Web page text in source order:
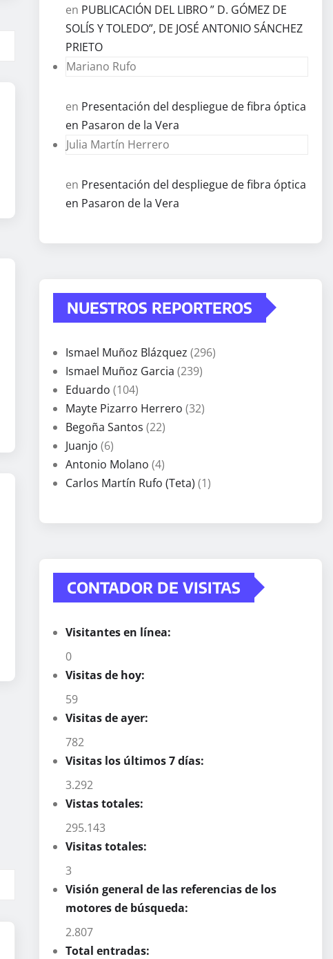
en PUBLICACIÓN DEL LIBRO ” D. GÓMEZ DE
SOLÍS Y TOLEDO”, DE JOSÉ ANTONIO SÁNCHEZ
PRIETO
Mariano Rufo
en Presentación del despliegue de fibra óptica
en Pasaron de la Vera
Julia Martín Herrero
en Presentación del despliegue de fibra óptica
en Pasaron de la Vera
NUESTROS REPORTEROS
Ismael Muñoz Blázquez (296)
Ismael Muñoz Garcia (239)
Eduardo (104)
Mayte Pizarro Herrero (32)
Begoña Santos (22)
Juanjo (6)
Antonio Molano (4)
Carlos Martín Rufo (Teta) (1)
CONTADOR DE VISITAS
Visitantes en línea:
0
Visitas de hoy:
59
Visitas de ayer:
782
Visitas los últimos 7 días:
3.292
Vistas totales:
295.143
Visitas totales:
3
Visión general de las referencias de los
motores de búsqueda:
2.807
Total entradas: